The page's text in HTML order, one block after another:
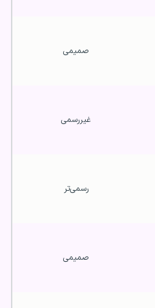
صمیمی
غیررسمی
رسمی‌تر
صمیمی